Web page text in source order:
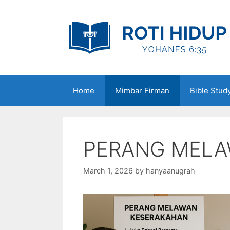
Home Mimbar Firman Bible
PERANG
March 1, 2026 by hanyaanugrah